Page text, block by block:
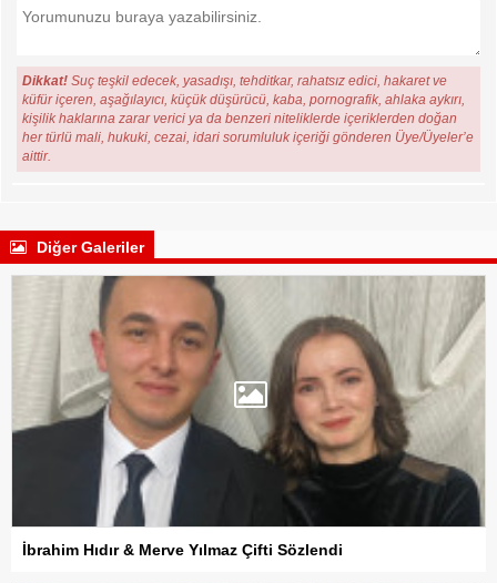
Dikkat! Suç teşkil edecek, yasadışı, tehditkar, rahatsız edici, hakaret ve
küfür içeren, aşağılayıcı, küçük düşürücü, kaba, pornografik, ahlaka aykırı,
kişilik haklarına zarar verici ya da benzeri niteliklerde içeriklerden doğan
her türlü mali, hukuki, cezai, idari sorumluluk içeriği gönderen Üye/Üyeler’e
aittir.
Diğer Galeriler
İbrahim Hıdır & Merve Yılmaz Çifti Sözlendi